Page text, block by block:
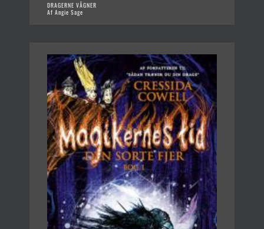
DRAGERNE VÅGNER
Af Angie Sage